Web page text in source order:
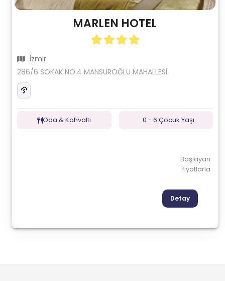
MARLEN HOTEL
İzmir
286/6 SOKAK NO:4 MANSUROĞLU MAHALLESİ
Oda & Kahvaltı 0 - 6 Çocuk Yaşı
Başlayan
fiyatlarla
Detay